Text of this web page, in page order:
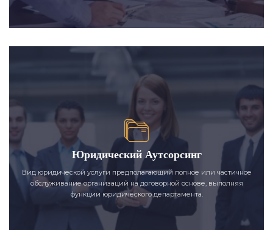
Юридический Аутсорсинг
Вид юридической услуги предполагающий полное или частичное
обслуживание организаций на договорной основе, выполняя
функции юридического департамента.